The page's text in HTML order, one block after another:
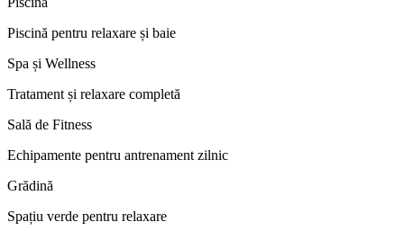
Piscină pentru relaxare și baie
Spa și Wellness
Tratament și relaxare completă
Sală de Fitness
Echipamente pentru antrenament zilnic
Grădină
Spațiu verde pentru relaxare